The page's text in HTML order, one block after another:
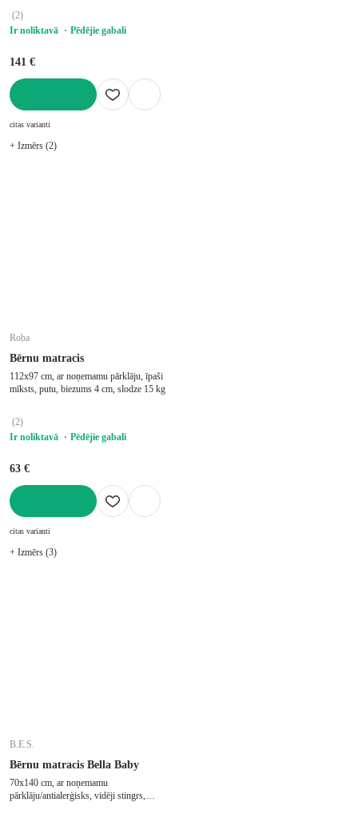
(2)
Ir noliktavā
Pēdējie gabali
141 €
citas varianti
+ Izmērs (2)
Roba
Bērnu matracis
112x97 cm, ar noņemamu pārklāju, īpaši
mīksts, putu, biezums 4 cm, slodze 15 kg
(2)
Ir noliktavā
Pēdējie gabali
63 €
citas varianti
+ Izmērs (3)
B.E.S.
Bērnu matracis Bella Baby
70x140 cm, ar noņemamu
pārklāju/antialerģisks, vidēji stingrs,